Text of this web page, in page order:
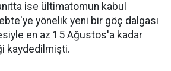
ise ültimatomun kabul
yönelik yeni bir göç dalgası
en az 15 Ağustos'a kadar
kaydedilmişti.